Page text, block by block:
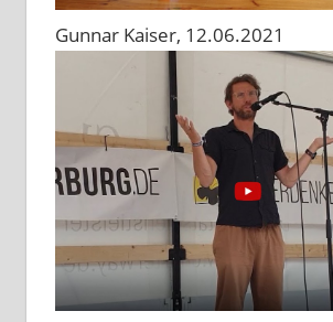
Gunnar Kaiser, 12.06.2021